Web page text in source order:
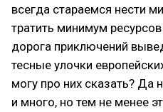
всегда стараемся нести
тратить минимум
дорога приключений
тесные улочки
могу про них сказать? Да
и много, но тем не менее